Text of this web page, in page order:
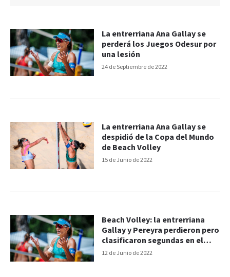
24 de Septiembre de 2022
La entrerriana Ana Gallay se
perderá los Juegos Odesur por
una lesión
15 de Junio de 2022
La entrerriana Ana Gallay se
despidió de la Copa del Mundo
de Beach Volley
12 de Junio de 2022
Beach Volley: la entrerriana
Gallay y Pereyra perdieron pero
clasificaron segundas en el
Mundial